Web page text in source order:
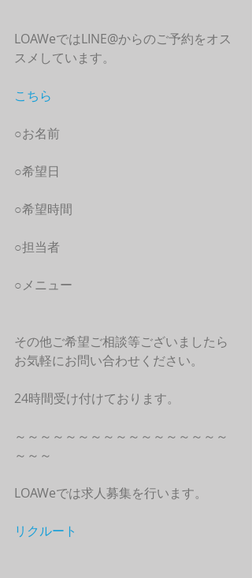
LOAWeではLINE@からのご予約をオス
スメしています。
こちら
○お名前
○希望日
○希望時間
○担当者
○メニュー
その他ご希望ご相談等ございましたら
お気軽にお問い合わせください。
24時間受け付けております。
～～～～～～～～～～～～～～～～～
～～～
LOAWeでは求人募集を行います。
リクルート